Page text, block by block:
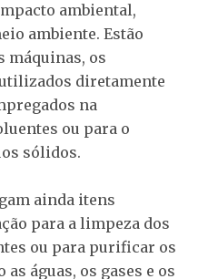
ambiental,
ambiente. Estão
máquinas, os
diretamente
na
ou para o
sólidos.
ainda itens
para a limpeza dos
ou para purificar os
águas, os gases e os